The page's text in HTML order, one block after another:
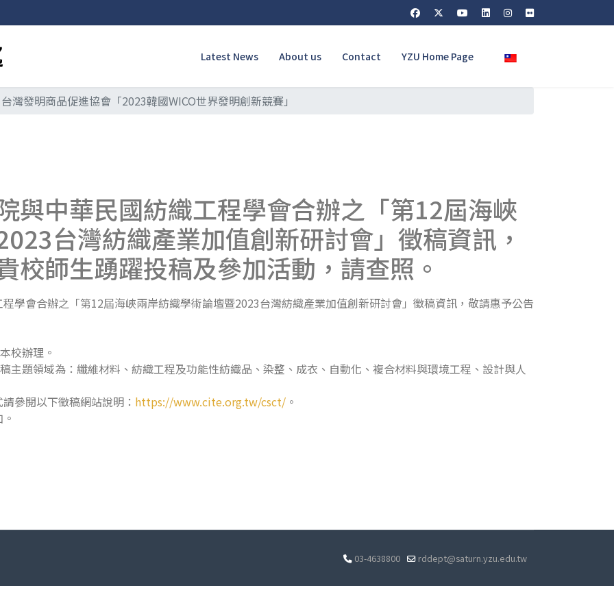
Latest News About us Contact YZU Home Page Select your language
台灣發明商品促進協會「2023韓國WICO世界發明創新競賽」
與中華民國紡織工程學會合辦之「第12屆海峽
台灣紡織產業加值創新研討會」徵稿資訊，
校師生踴躍投稿及參加活動，請查照。
學會合辦之「第12屆海峽兩岸紡織學術論壇暨2023台灣紡織產業加值創新研討會」徵稿資訊，敬請惠予公告
校辦理。
主題領域為：纖維材料、紡織工程及功能性紡織品、染整、成衣、自動化、複合材料與環境工程、設計與人
參閱以下徵稿網站說明： https://www.cite.org.tw/csct/ 。
03-4638800 rddept@saturn.yzu.edu.tw